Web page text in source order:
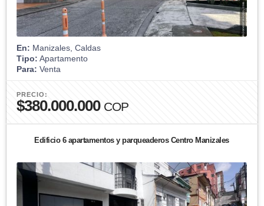
En: Manizales, Caldas
Tipo: Apartamento
Para: Venta
PRECIO:
$380.000.000 COP
Edificio 6 apartamentos y parqueaderos Centro Manizales